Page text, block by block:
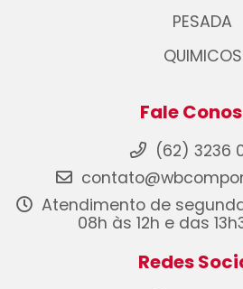
PESADA
QUIMICOS
Fale
(62) 3236
Atendimento de
08h às 12h e das
Redes